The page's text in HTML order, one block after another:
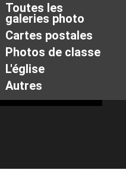
Toutes les
galeries photo
Cartes postales
Photos de classe
L'église
Autres